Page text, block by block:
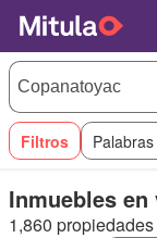
Filtros
Inmuebles en
1,860